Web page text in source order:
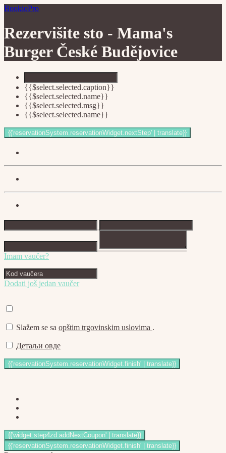
BookioPro
Rezervišite sto - Mama's
Burger České Budějovice
{{$select.selected.caption}}
{{$select.selected.name}}
{{$select.selected.msg}}
{{$select.selected.name}}
Imam vaučer?
Dodati još jedan vaučer
Slažem se sa opštim trgovinskim uslovima .
Детаљи овде